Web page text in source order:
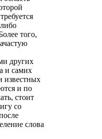
того,
других
и самих
известных
и по
стоит
со
слова